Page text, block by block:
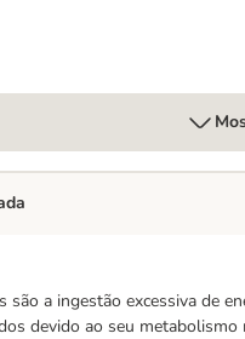
a ingestão excessiva de
devido ao seu metabolismo